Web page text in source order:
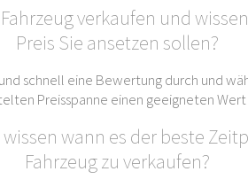
verkaufen und
Preis Sie ansetzen sollen?
schnell eine Bewertung durch und
Preisspanne einen geeigneten Wert
wann es der beste
Fahrzeug zu verkaufen?